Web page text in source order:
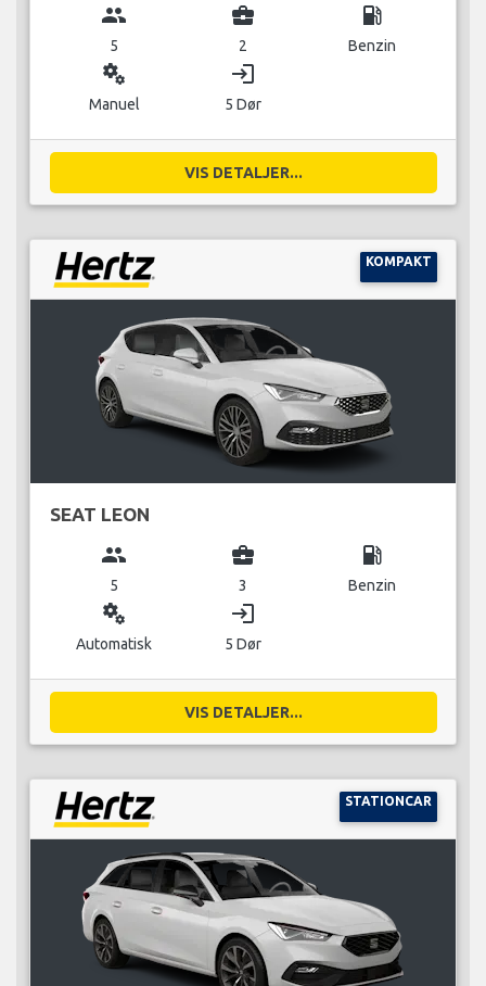
group
5
business_center
2
local_gas_station
Benzin
miscellaneous_services
Manuel
login
5 Dør
VIS DETALJER...
KOMPAKT
SEAT LEON
group
5
business_center
3
local_gas_station
Benzin
miscellaneous_services
Automatisk
login
5 Dør
VIS DETALJER...
STATIONCAR